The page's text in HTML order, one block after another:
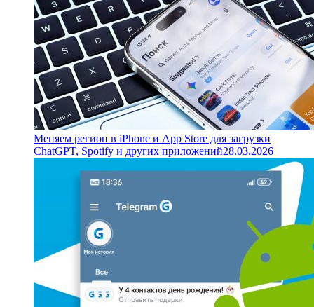
Меняем регион в iPhone и App Store для загрузки
ChatGPT, Spotify и других приложений28.03.2026